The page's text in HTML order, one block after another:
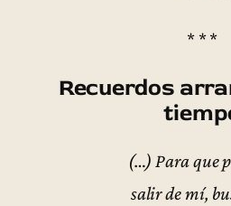
* * *
Recuerdos
(…) Para que
salir de mí,